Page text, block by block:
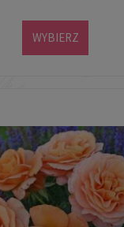
WYBIERZ